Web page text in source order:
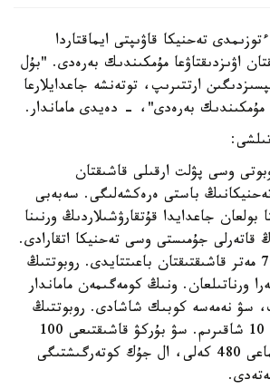
تەحنيكا قاۋىپتى ايماقتاردا
اۋىزدىقتاۋعا مۇمكىندىك بەرەدى. "بۇل
ارتتىرىپ، توتەنشە جاعدايلارعا
بەرەدى"، - دەيدى ماماندار.
وسى پۋلت ارقىلى قاشىقتان
باستى ەرەكشەلىگى. سەبەبى
بولعان جاعدايدا قۇتقارۋشىلاردىڭ ورنىنا
قاتەرلى جۇمىستى وسى تەحنيكا اتقارادى.
وپەراتور قۇرىلعىنا 700 مەتر قاشىقتىقتان باعىتتايدى. روبوتتىڭ
ورناتىلعان. ونىڭ كومەگىمەن ماماندار
سۋ نەمەسە كوبىك شاشادى. روبوتتىڭ
جىلدامدىعى ساعاتىنا 10 شاقىرىم. سۋ بۇركۋ قاشىقتىعى 100
مەتردەن اسادى. سالماعى 480 كەلى، ال جۇك كوتەرگىشتىگى